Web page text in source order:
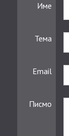
Име
Тема
Email
Писмо